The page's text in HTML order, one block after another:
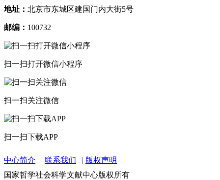
地址： 北京市东城区建国门内大街5号
邮编： 100732
扫一扫打开微信小程序
扫一扫关注微信
扫一扫下载APP
中心简介 联系我们
版权声明
国家哲学社会科学文献中心版权所有